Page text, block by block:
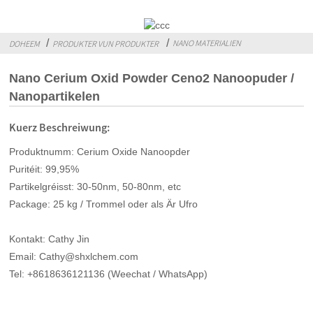
DOHEEM PRODUKTER VUN PRODUKTER NANO MATERIALIEN
Nano Cerium Oxid Powder Ceno2 Nanoopuder /
Nanopartikelen
Kuerz Beschreiwung:
Produktnumm: Cerium Oxide Nanoopder
Puritéit: 99,95%
Partikelgréisst: 30-50nm, 50-80nm, etc
Package: 25 kg / Trommel oder als Är Ufro
Kontakt: Cathy Jin
Email: Cathy@shxlchem.com
Tel: +8618636121136 (Weechat / WhatsApp)